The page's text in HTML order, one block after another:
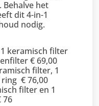
Behalve het
dit 4-in-1
nodig.
keramisch filter
€ 69,00
filter, 1
€ 76,00
filter en 1
76